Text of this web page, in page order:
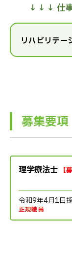
↓↓↓ 仕
リハビリテー
募集要項
理学療法士 【
令和9年4月1日
正規職員